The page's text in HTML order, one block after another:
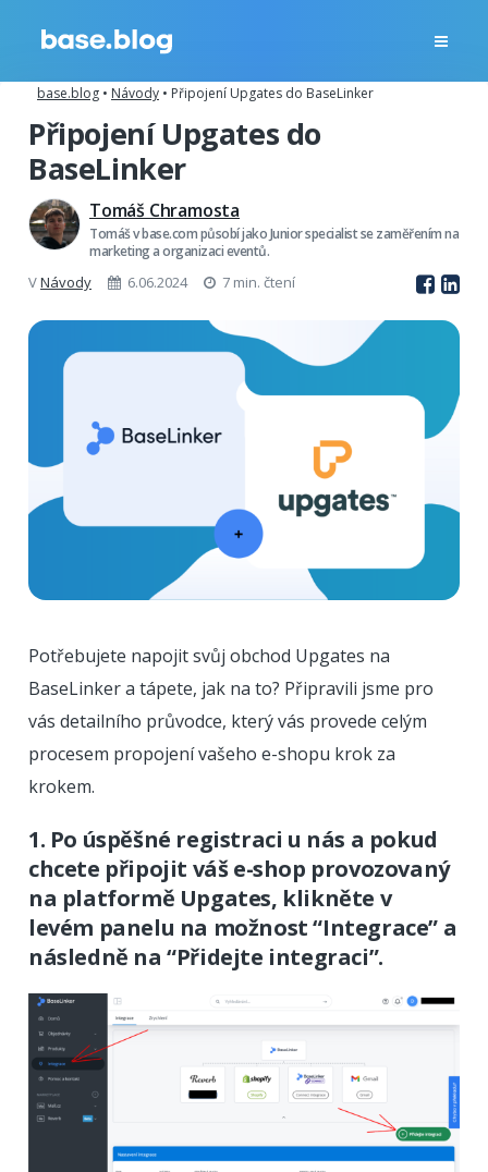
base.blog • Návody • Připojení Upgates do BaseLinker
Připojení Upgates do
BaseLinker
Tomáš Chramosta
Tomáš v base.com působí jako Junior specialist se zaměřením na
marketing a organizaci eventů.
VNávody 6.06.2024 7 min. čtení
Potřebujete napojit svůj obchod Upgates na
BaseLinker a tápete, jak na to? Připravili jsme pro
vás detailního průvodce, který vás provede celým
procesem propojení vašeho e-shopu krok za
krokem.
1. Po úspěšné registraci u nás a pokud
chcete připojit váš e-shop provozovaný
na platformě Upgates, klikněte v
levém panelu na možnost “Integrace” a
následně na “Přidejte integraci”.